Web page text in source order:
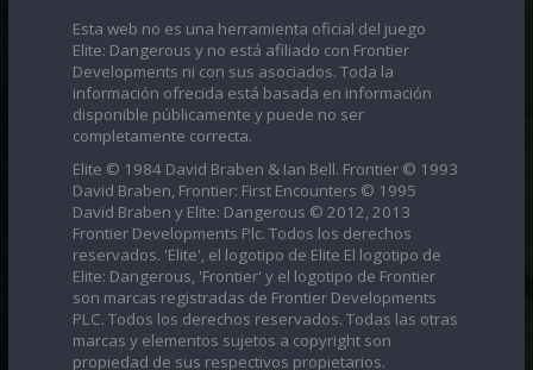
Esta web no es una herramienta oficial del juego
Elite: Dangerous y no está afiliado con Frontier
Developments ni con sus asociados. Toda la
información ofrecida está basada en información
disponible públicamente y puede no ser
completamente correcta.
Elite © 1984 David Braben & Ian Bell. Frontier © 1993
David Braben, Frontier: First Encounters © 1995
David Braben y Elite: Dangerous © 2012, 2013
Frontier Developments Plc. Todos los derechos
reservados. 'Elite', el logotipo de Elite El logotipo de
Elite: Dangerous, 'Frontier' y el logotipo de Frontier
son marcas registradas de Frontier Developments
PLC. Todos los derechos reservados. Todas las otras
marcas y elementos sujetos a copyright son
propiedad de sus respectivos propietarios.